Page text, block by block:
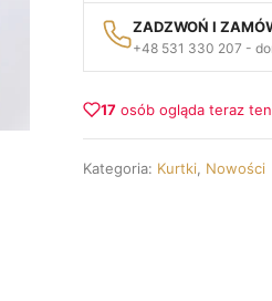
ZADZWOŃ I
+48 531 330 207 -
17 osób ogląda teraz
Kategoria: Kurtki Nowości